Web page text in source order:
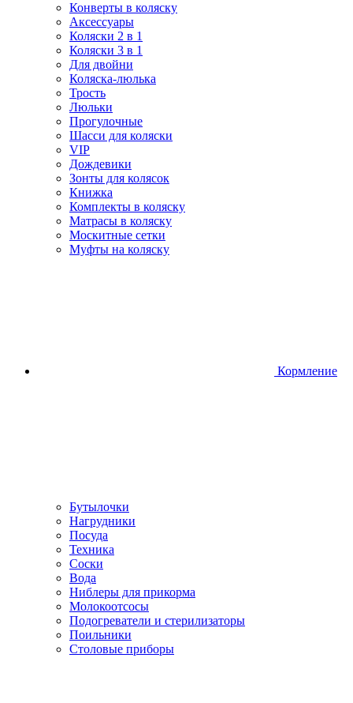
Конверты в коляску
Аксессуары
Коляски 2 в 1
Коляски 3 в 1
Для двойни
Коляска-люлька
Трость
Люльки
Прогулочные
Шасси для коляски
VIP
Дождевики
Зонты для колясок
Книжка
Комплекты в коляску
Матрасы в коляску
Москитные сетки
Муфты на коляску
Кормление
Бутылочки
Нагрудники
Посуда
Техника
Соски
Вода
Ниблеры для прикорма
Молокоотсосы
Подогреватели и стерилизаторы
Поильники
Столовые приборы